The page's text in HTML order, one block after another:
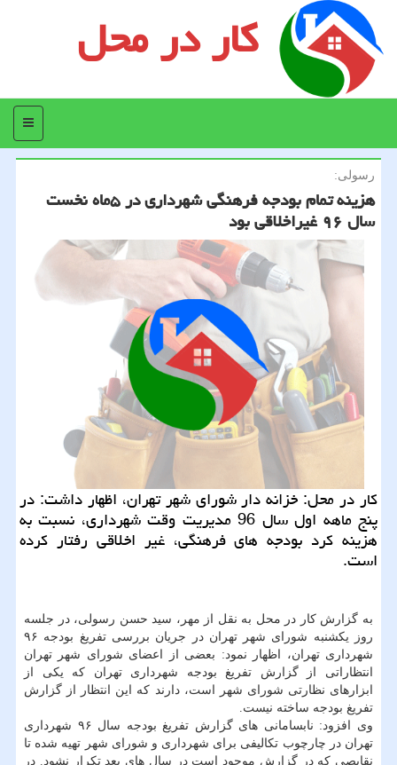
کار در محل
منو
رسولی:
هزینه تمام بودجه فرهنگی شهرداری در ۵ماه نخست
سال ۹۶ غیراخلاقی بود
كار در محل: خزانه دار شورای شهر تهران، اظهار داشت: در
پنج ماهه اول سال 96 مدیریت وقت شهرداری، نسبت به
هزینه كرد بودجه های فرهنگی، غیر اخلاقی رفتار كرده
است.
به گزارش كار در محل به نقل از مهر، سید حسن رسولی، در جلسه
روز یكشنبه شورای شهر تهران در جریان بررسی تفریغ بودجه ۹۶
شهرداری تهران، اظهار نمود: بعضی از اعضای شورای شهر تهران
انتظاراتی از گزارش تفریغ بودجه شهرداری تهران كه یكی از
ابزارهای نظارتی شورای شهر است، دارند كه این انتظار از گزارش
تفریغ بودجه ساخته نیست.
وی افزود: نابسامانی های گزارش تفریغ بودجه سال ۹۶ شهرداری
تهران در چارچوب تكالیفی برای شهرداری و شورای شهر تهیه شده تا
نقایصی كه در گزارش موجود است در سال های بعد تكرار نشود. در